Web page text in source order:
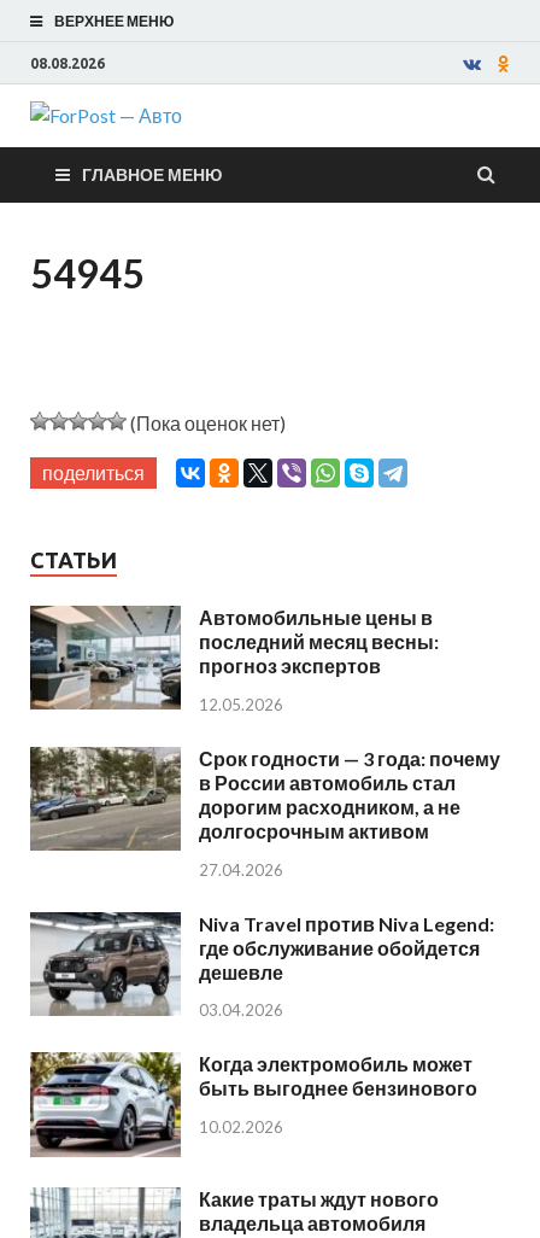
ВЕРХНЕЕ МЕНЮ
08.08.2026
ForPost —
Авто
ГЛАВНОЕ МЕНЮ
54945
(Пока оценок нет)
поделиться
СТАТЬИ
Автомобильные цены в
последний месяц весны:
прогноз экспертов
12.05.2026
Срок годности — 3 года: почему
в России автомобиль стал
дорогим расходником, а не
долгосрочным активом
27.04.2026
Niva Travel против Niva Legend:
где обслуживание обойдется
дешевле
03.04.2026
Когда электромобиль может
быть выгоднее бензинового
10.02.2026
Какие траты ждут нового
владельца автомобиля